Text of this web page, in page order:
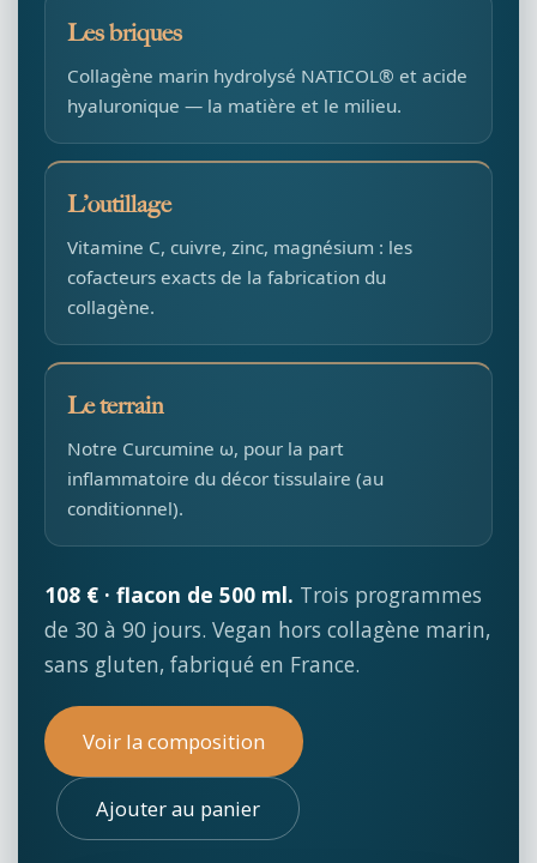
Les briques
Collagène marin hydrolysé NATICOL® et acide
hyaluronique — la matière et le milieu.
L’outillage
Vitamine C, cuivre, zinc, magnésium : les
cofacteurs exacts de la fabrication du
collagène.
Le terrain
Notre Curcumine ω, pour la part
inflammatoire du décor tissulaire (au
conditionnel).
108 € · flacon de 500 ml. Trois programmes
de 30 à 90 jours. Vegan hors collagène marin,
sans gluten, fabriqué en France.
Voir la composition
Ajouter au panier